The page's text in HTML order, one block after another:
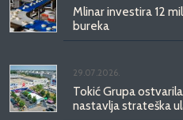
Mlinar investira 12
bureka
29.07.2026.
Tokić Grupa
nastavlja strateška